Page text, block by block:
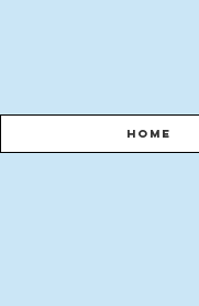
Home